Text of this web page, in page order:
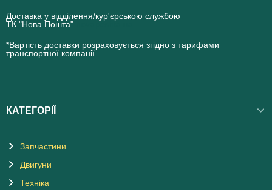
Доставка у відділення/кур'єрською службою
ТК "Нова Пошта"
*Вартість доставки розраховується згідно з тарифами
транспортної компанії
КАТЕГОРІЇ
Запчастини
Двигуни
Техніка